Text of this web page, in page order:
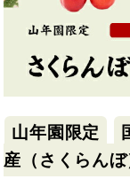
山年園限定
産（さくらんぼ